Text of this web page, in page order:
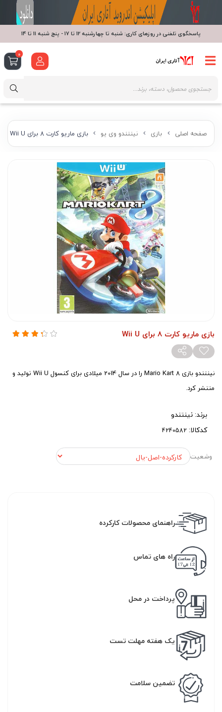
صفحه اصلی بازی نینتندو وی یو بازی ماریو کارت 8 برای Wii U
بازی ماریو کارت 8 برای Wii U
نینتندو بازی Mario Kart 8 را در سال 2014 میلادی برای کنسول Wii U تولید و
منتشر کرد.
برند:نینتندو
کدکالا:
وشعیت
راهنمای محصولات کارکرده
راه های تماس
پرداخت در محل
یک هفته مهلت تست
تضمین سلامت
پاسخگوی تلفنی در روزهای کاری: شنبه تا چهارشنبه 12 تا 17 - پنج شنبه 11 تا 14
0